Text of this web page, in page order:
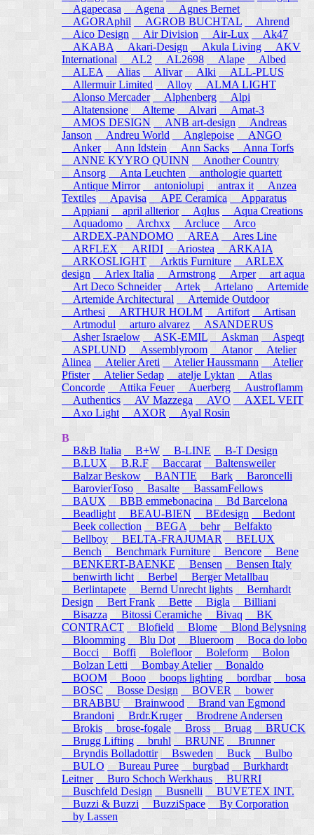
Agapecasa
Agena
Agnes Bernet
AGORAphil
AGROB BUCHTAL
Ahrend
Aico Design
Air Division Air-Lux
Ak47
AKABA
Akari-Design Akula Living
AKV
International
AL2 AL2698 Alape
Albed
ALEA
Alias Alivar Alki
ALL-PLUS
Allermuir Limited
Alloy
ALMA LIGHT
Alonso Mercader
Alphenberg
Alpi
Altatensione
Alteme Alvari
Amat-3
AMOS DESIGN
ANB art-design
Andreas
Janson
Andreu World Anglepoise
ANGO
Anker
Ann Idstein Ann Sacks
Anna Torfs
ANNE KYYRO QUINN
Another Country
Ansorg
Anta Leuchten
anthologie quartett
Antique Mirror
antoniolupi antrax it
Anzea
Textiles
Apavisa APE Ceramica
Apparatus
Appiani
april allterior Aqlus Aqua Creations
Aquadomo
Archxx Arcluce
Arco
ARDEX-PANDOMO
AREA
Ares Line
ARFLEX
ARIDI Ariostea
ARKAIA
ARKOSLIGHT
Arktis Furniture
ARLEX
design
Arlex Italia Armstrong Arper
art aqua
Art Deco Schneider
Artek Artelano
Artemide
Artemide Architectural
Artemide Outdoor
Arthesi
ARTHUR HOLM Artifort
Artisan
Artmodul
arturo alvarez
ASANDERUS
Asher Israelow
ASK-EMIL Askman
Aspeqt
ASPLUND
Assemblyroom Atanor
Atelier
Alinea
Atelier Areti Atelier Haussmann
Atelier
Pfister
Atelier Sedap atelje Lyktan
Atlas
Concorde
Attika Feuer Auerberg
Austroflamm
Authentics
AV Mazzega AVO
AXEL VEIT
Axo Light
AXOR Ayal Rosin
B
B&B Italia
B+W B-LINE
B-T Design
B.LUX
B.R.F Baccarat
Baltensweiler
Balzar Beskow
BANTIE Bark
Baroncelli
BarovierToso
Basalte
BassamFellows
BAUX
BBB emmebonacina
Bd Barcelona
Beadlight
BEAU-BIEN BEdesign
Bedont
Beek collection
BEGA behr
Belfakto
Bellboy
BELTA-FRAJUMAR
BELUX
Bench
Benchmark Furniture Bencore
Bene
BENKERT-BAENKE
Bensen
Bensen Italy
benwirth licht
Berbel
Berger Metallbau
Berlintapete
Bernd Unrecht lights
Bernhardt
Design
Bert Frank Bette Bigla
Billiani
Bisazza
Bitossi Ceramiche Bivaq
BK
CONTRACT
Blofield Blome Blond Belysning
Bloomming
Blu Dot Blueroom
Boca do lobo
Bocci
Boffi Bolefloor Boleform
Bolon
Bolzan Letti
Bombay Atelier
Bonaldo
BOOM
Booo boops lighting bordbar
bosa
BOSC
Bosse Design BOVER
bower
BRABBU
Brainwood
Brand van Egmond
Brandoni
Brdr.Kruger
Brodrene Andersen
Brokis
brose-fogale Bross Bruag
BRUCK
Brugg Lifting
bruhl BRUNE
Brunner
Bryndis Bolladottir
Bsweden Buck
Bulbo
BULO
Bureau Puree burgbad
Burkhardt
Leitner
Buro Schoch Werkhaus
BURRI
Buschfeld Design
Busnelli
BUVETEX INT.
Buzzi & Buzzi
BuzziSpace By Corporation
by Lassen